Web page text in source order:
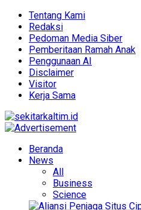
Tentang Kami
Redaksi
Pedoman Media Siber
Pemberitaan Ramah Anak
Penggunaan AI
Disclaimer
Visitor
Kerja Sama
Beranda
News
All
Business
Science